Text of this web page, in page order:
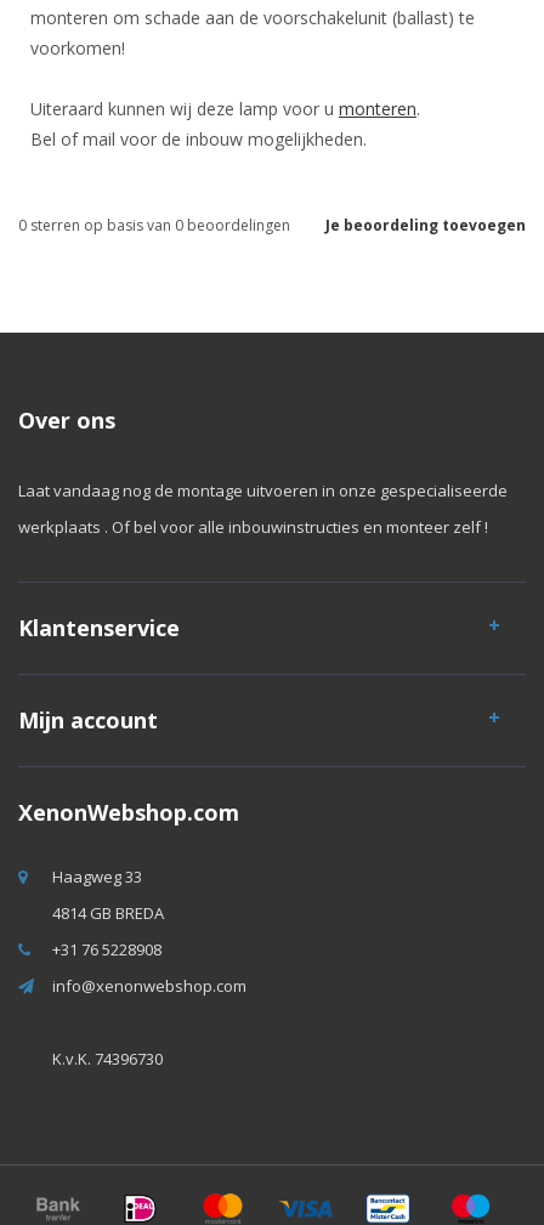
monteren om schade aan de voorschakelunit (ballast) te
voorkomen!
Uiteraard kunnen wij deze lamp voor u monteren.
Bel of mail voor de inbouw mogelijkheden.
Je beoordeling toevoegen
0 sterren op basis van 0 beoordelingen
Over ons
Laat vandaag nog de montage uitvoeren in onze gespecialiseerde
werkplaats . Of bel voor alle inbouwinstructies en monteer zelf !
Klantenservice
Mijn account
XenonWebshop.com
Haagweg 33
4814 GB BREDA
+31 76 5228908
info@xenonwebshop.com
K.v.K. 74396730